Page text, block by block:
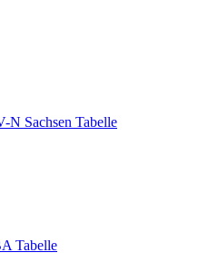
N Sachsen Tabelle
Tabelle